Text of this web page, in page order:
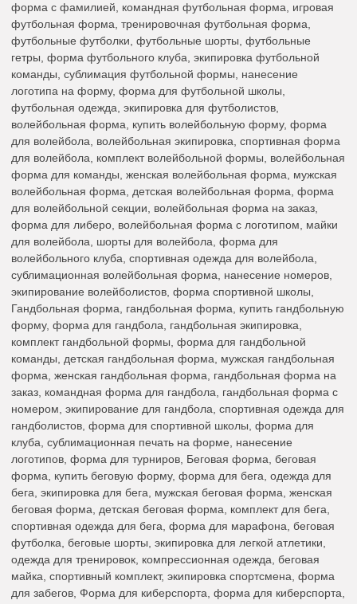
форма с фамилией, командная футбольная форма, игровая
футбольная форма, тренировочная футбольная форма,
футбольные футболки, футбольные шорты, футбольные
гетры, форма футбольного клуба, экипировка футбольной
команды, сублимация футбольной формы, нанесение
логотипа на форму, форма для футбольной школы,
футбольная одежда, экипировка для футболистов,
волейбольная форма, купить волейбольную форму, форма
для волейбола, волейбольная экипировка, спортивная форма
для волейбола, комплект волейбольной формы, волейбольная
форма для команды, женская волейбольная форма, мужская
волейбольная форма, детская волейбольная форма, форма
для волейбольной секции, волейбольная форма на заказ,
форма для либеро, волейбольная форма с логотипом, майки
для волейбола, шорты для волейбола, форма для
волейбольного клуба, спортивная одежда для волейбола,
сублимационная волейбольная форма, нанесение номеров,
экипирование волейболистов, форма спортивной школы,
Гандбольная форма, гандбольная форма, купить гандбольную
форму, форма для гандбола, гандбольная экипировка,
комплект гандбольной формы, форма для гандбольной
команды, детская гандбольная форма, мужская гандбольная
форма, женская гандбольная форма, гандбольная форма на
заказ, командная форма для гандбола, гандбольная форма с
номером, экипирование для гандбола, спортивная одежда для
гандболистов, форма для спортивной школы, форма для
клуба, сублимационная печать на форме, нанесение
логотипов, форма для турниров, Беговая форма, беговая
форма, купить беговую форму, форма для бега, одежда для
бега, экипировка для бега, мужская беговая форма, женская
беговая форма, детская беговая форма, комплект для бега,
спортивная одежда для бега, форма для марафона, беговая
футболка, беговые шорты, экипировка для легкой атлетики,
одежда для тренировок, компрессионная одежда, беговая
майка, спортивный комплект, экипировка спортсмена, форма
для забегов, Форма для киберспорта, форма для киберспорта,